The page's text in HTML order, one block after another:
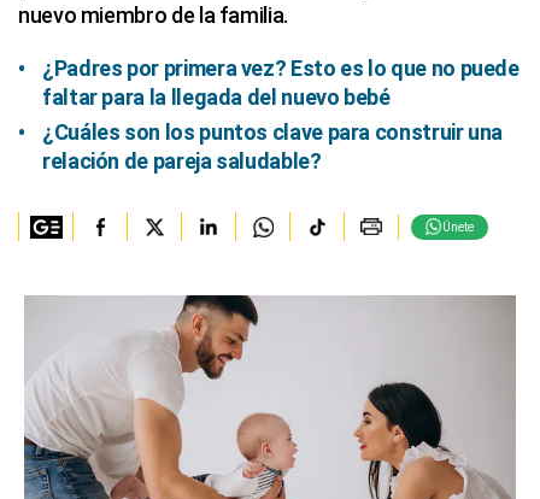
nuevo miembro de la familia.
¿Padres por primera vez? Esto es lo que no puede
faltar para la llegada del nuevo bebé
¿Cuáles son los puntos clave para construir una
relación de pareja saludable?
Únete